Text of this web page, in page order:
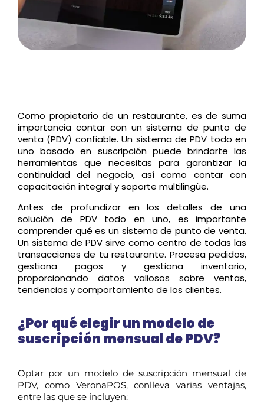
Como propietario de un restaurante, es de suma
importancia contar con un sistema de punto de
venta (PDV) confiable. Un sistema de PDV todo en
uno basado en suscripción puede brindarte las
herramientas que necesitas para garantizar la
continuidad del negocio, así como contar con
capacitación integral y soporte multilingüe.
Antes de profundizar en los detalles de una
solución de PDV todo en uno, es importante
comprender qué es un sistema de punto de venta.
Un sistema de PDV sirve como centro de todas las
transacciones de tu restaurante. Procesa pedidos,
gestiona pagos y gestiona inventario,
proporcionando datos valiosos sobre ventas,
tendencias y comportamiento de los clientes.
¿Por qué elegir un modelo de
suscripción mensual de PDV?
Optar por un modelo de suscripción mensual de
PDV, como VeronaPOS, conlleva varias ventajas,
entre las que se incluyen: